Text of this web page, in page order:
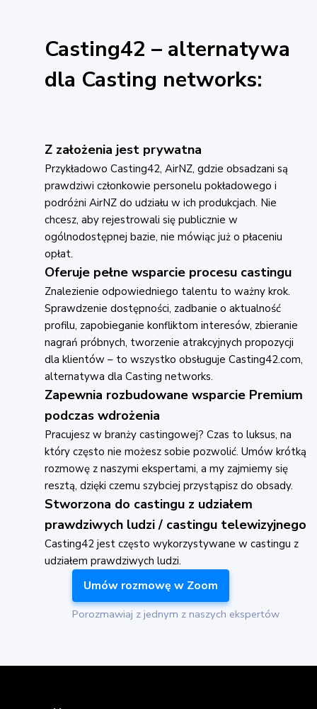
Casting42 – alternatywa
dla Casting networks:
Z założenia jest prywatna
Przykładowo Casting42, AirNZ, gdzie obsadzani są
prawdziwi członkowie personelu pokładowego i
podróżni AirNZ do udziału w ich produkcjach. Nie
chcesz, aby rejestrowali się publicznie w
ogólnodostępnej bazie, nie mówiąc już o płaceniu
opłat.
Oferuje pełne wsparcie procesu castingu
Znalezienie odpowiedniego talentu to ważny krok.
Sprawdzenie dostępności, zadbanie o aktualność
profilu, zapobieganie konfliktom interesów, zbieranie
nagrań próbnych, tworzenie atrakcyjnych propozycji
dla klientów – to wszystko obsługuje Casting42.com,
alternatywa dla Casting networks.
Zapewnia rozbudowane wsparcie Premium
podczas wdrożenia
Pracujesz w branży castingowej? Czas to luksus, na
który często nie możesz sobie pozwolić. Umów krótką
rozmowę z naszymi ekspertami, a my zajmiemy się
resztą, dzięki czemu szybciej przystąpisz do obsady.
Stworzona do castingu z udziałem
prawdziwych ludzi / castingu telewizyjnego
Casting42 jest często wykorzystywane w castingu z
udziałem prawdziwych ludzi.
Umów rozmowę w Zoom
Porozmawiaj z jednym z naszych ekspertów